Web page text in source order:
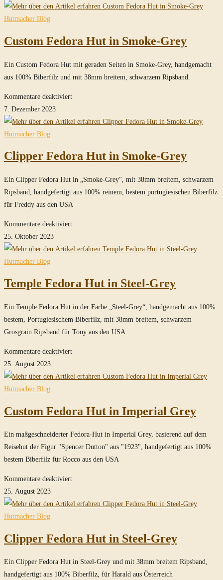
MasterPiece
in
Grey
Hutmacher Blog
Custom Fedora Hut in Smoke-Grey
Ein Custom Fedora Hut mit geraden Seiten in Smoke-Grey, handgemacht
aus 100% Biberfilz und mit 38mm breitem, schwarzem Ripsband.
Kommentare deaktiviertfür
Fedora
Smoke-
7. Dezember 2023
Hutmacher Blog
Clipper Fedora Hut in Smoke-Grey
Ein Clipper Fedora Hut in „Smoke-Grey“, mit 38mm breitem, schwarzem
Ripsband, handgefertigt aus 100% reinem, bestem portugiesischen Biberfilz
für Freddy aus den USA
Kommentare deaktiviertfür
Fedora
Grey
25. Oktober 2023
Hutmacher Blog
Temple Fedora Hut in Steel-Grey
Ein Temple Fedora Hut in der Farbe „Steel-Grey“, handgemacht aus 100%
bestem, Portugiesischem Biberfilz, mit 38mm breitem, schwarzem
Grosgrain Ripsband für Tony aus den USA.
Kommentare deaktiviertfür
Fedora
Steel-
25. August 2023
Hutmacher Blog
Custom Fedora Hut in Imperial Grey
Ein maßgeschneiderter Fedora-Hut in Imperial Grey, basierend auf dem
Reisehut der Figur "Spencer Dutton" aus "1923", handgefertigt aus 100%
bestem Biberfilz für Rocco aus den USA
Kommentare deaktiviertfür
Fedora
Imperial
25. August 2023
Hutmacher Blog
Clipper Fedora Hut in Steel-Grey
Ein Clipper Fedora Hut in Steel-Grey und mit 38mm breitem Ripsband,
handgefertigt aus 100% Biberfilz, für Harald aus Österreich